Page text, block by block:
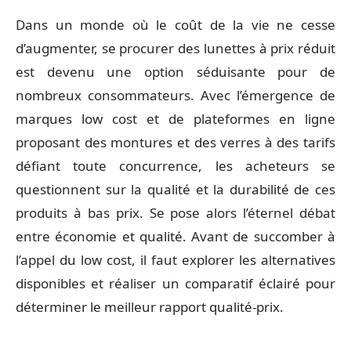
Dans un monde où le coût de la vie ne cesse
d’augmenter, se procurer des lunettes à prix réduit
est devenu une option séduisante pour de
nombreux consommateurs. Avec l’émergence de
marques low cost et de plateformes en ligne
proposant des montures et des verres à des tarifs
défiant toute concurrence, les acheteurs se
questionnent sur la qualité et la durabilité de ces
produits à bas prix. Se pose alors l’éternel débat
entre économie et qualité. Avant de succomber à
l’appel du low cost, il faut explorer les alternatives
disponibles et réaliser un comparatif éclairé pour
déterminer le meilleur rapport qualité-prix.